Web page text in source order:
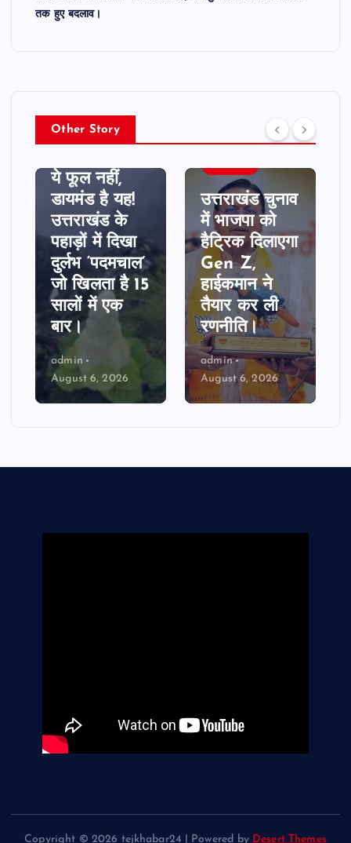
तक हुए बदलाव।
Other Story
उत्तराखण्ड
उत्तराखंड में वन
विभाग में बंपर
तबादले, वन
मुख्यालय से
लेकर फील्ड तक
हुए बदलाव।
admin
August 6, 2026
उत्तराखण्ड
आज 6 अगस्त
2026 दिन
गुरुवार, क्या
कहते है आपकी
किस्मत के
सितारे, जानिए
अपना
राशिफल।
admin
August 6, 2026
Copyright © 2026 tejkhabar24 | Powered by Desert Themes